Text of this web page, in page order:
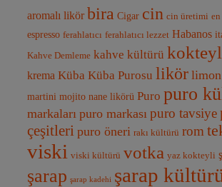
aromalı likör bira Cigar cin cin üretimi
espresso ferahlatıcı ferahlatıcı lezzet Habanos
Kahve Demleme kahve kültürü kokteyl
krema Küba Küba Purosu likör
martini mojito nane likörü Puro puro
markaları puro markası puro tavsiye
çeşitleri puro öneri rakı kültürü rom
viski viski kültürü votka yaz kokteyli
şarap şarap kadehi şarap